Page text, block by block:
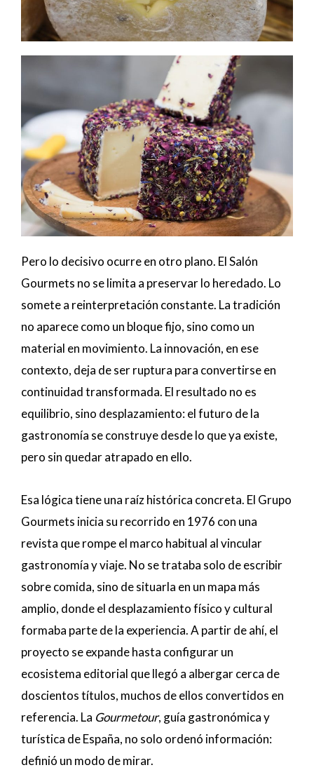
Pero lo decisivo ocurre en otro plano. El Salón
Gourmets no se limita a preservar lo heredado. Lo
somete a reinterpretación constante. La tradición
no aparece como un bloque fijo, sino como un
material en movimiento. La innovación, en ese
contexto, deja de ser ruptura para convertirse en
continuidad transformada. El resultado no es
equilibrio, sino desplazamiento: el futuro de la
gastronomía se construye desde lo que ya existe,
pero sin quedar atrapado en ello.
Esa lógica tiene una raíz histórica concreta. El Grupo
Gourmets inicia su recorrido en 1976 con una
revista que rompe el marco habitual al vincular
gastronomía y viaje. No se trataba solo de escribir
sobre comida, sino de situarla en un mapa más
amplio, donde el desplazamiento físico y cultural
formaba parte de la experiencia. A partir de ahí, el
proyecto se expande hasta configurar un
ecosistema editorial que llegó a albergar cerca de
doscientos títulos, muchos de ellos convertidos en
referencia. La Gourmetour, guía gastronómica y
turística de España, no solo ordenó información:
definió un modo de mirar.